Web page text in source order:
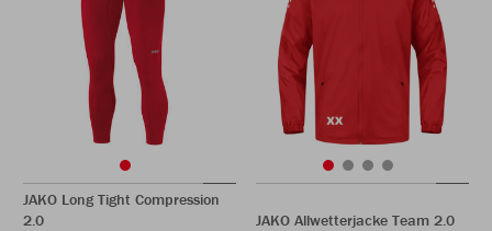
JAKO Long Tight Compression
2.0
JAKO Allwetterjacke Team 2.0